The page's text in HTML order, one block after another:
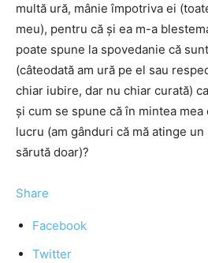
multă ură, mânie împotriva ei
meu), pentru că şi ea m-a
poate spune la spovedanie că
(câteodată am ură pe el sau
chiar iubire, dar nu chiar curată)
şi cum se spune că în mintea
lucru (am gânduri că mă atinge un
sărută doar)?
Share
Facebook
Twitter